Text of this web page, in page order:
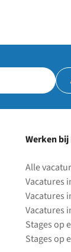
Werken bij
Alle
Vacatures
Vacatures
Vacatures
Stages op
Stages op